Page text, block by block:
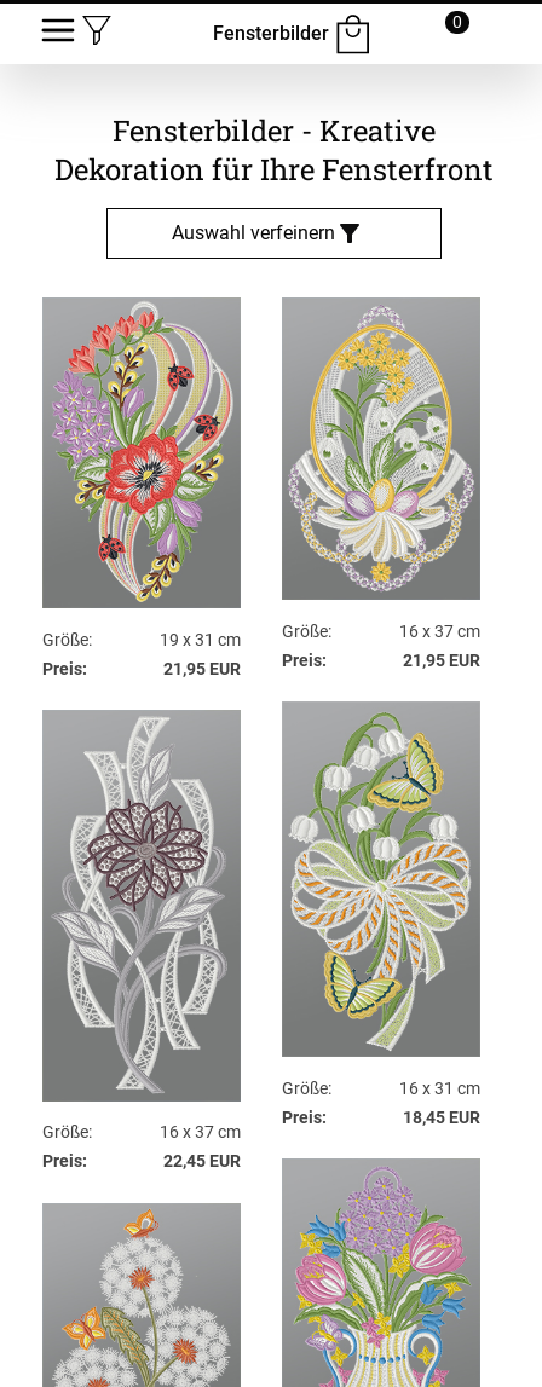
Fensterbilder
0
Fensterbilder - Kreative
Dekoration für Ihre Fensterfront
Auswahl verfeinern
Größe:
19 x 31 cm
Preis:
21,95 EUR
Größe:
16 x 37 cm
Preis:
22,45 EUR
Größe:
16 x 37 cm
Preis:
21,95 EUR
Größe:
16 x 31 cm
Preis:
18,45 EUR